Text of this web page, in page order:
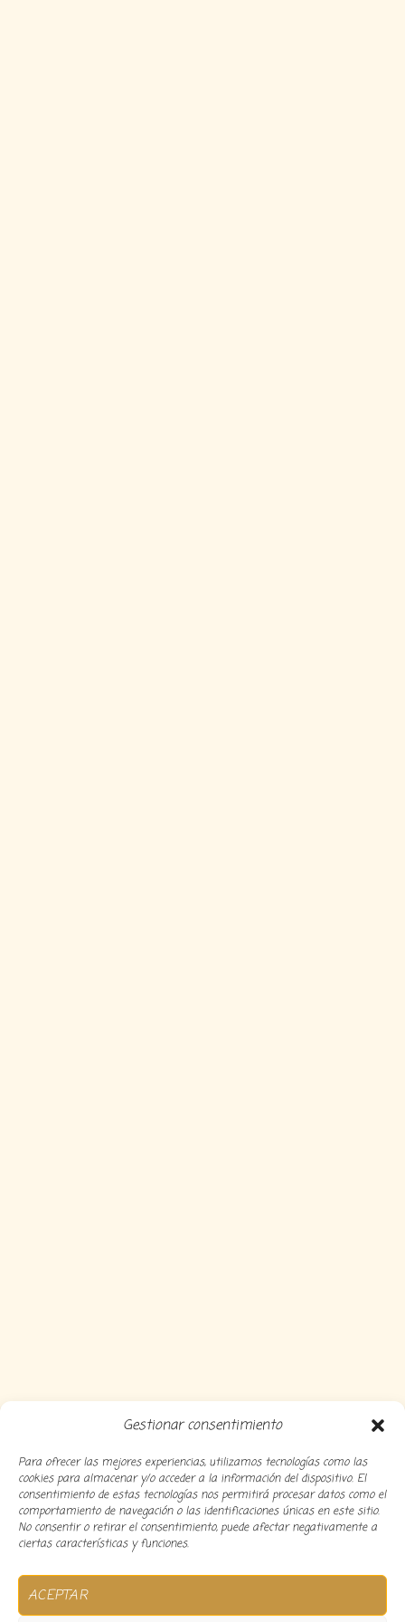
Gestionar consentimiento
Para ofrecer las mejores experiencias, utilizamos tecnologías como las
cookies para almacenar y/o acceder a la información del dispositivo. El
consentimiento de estas tecnologías nos permitirá procesar datos como el
comportamiento de navegación o las identificaciones únicas en este sitio.
No consentir o retirar el consentimiento, puede afectar negativamente a
ciertas características y funciones.
ACEPTAR
Copyright 2024 Decocousiñas – Desarrollado por
informatico